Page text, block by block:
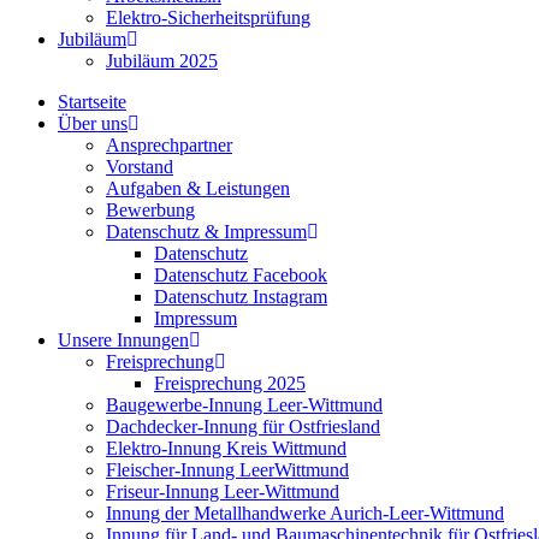
Elektro-Sicherheitsprüfung
Jubiläum
Jubiläum 2025
Startseite
Über uns
Ansprechpartner
Vorstand
Aufgaben & Leistungen
Bewerbung
Datenschutz & Impressum
Datenschutz
Datenschutz Facebook
Datenschutz Instagram
Impressum
Unsere Innungen
Freisprechung
Freisprechung 2025
Baugewerbe-Innung Leer-Wittmund
Dachdecker-Innung für Ostfriesland
Elektro-Innung Kreis Wittmund
Fleischer-Innung LeerWittmund
Friseur-Innung Leer-Wittmund
Innung der Metallhandwerke Aurich-Leer-Wittmund
Innung für Land- und Baumaschinentechnik für